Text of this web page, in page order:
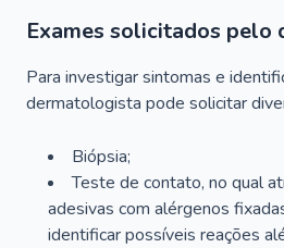
Exames solicitados
Para investigar sintomas e
dermatologista pode solicitar
Biópsia;
Teste de contato, no qual
adesivas com alérgenos
identificar possíveis reações